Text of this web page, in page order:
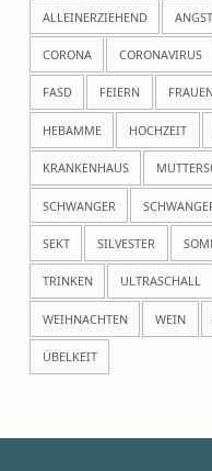
ALLEINERZIEHEND ANGST
CORONA CORONAVIRUS
FASD FEIERN
HEBAMME HOCHZEIT
KRANKENHAUS
SCHWANGER
SEKT SILVESTER
TRINKEN ULTRASCHALL
WEIHNACHTEN WEIN
ÜBELKEIT